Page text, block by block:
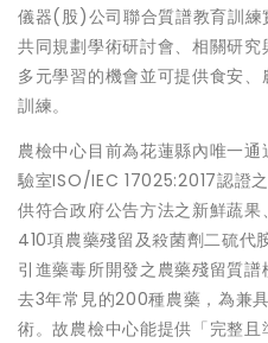
儀器(股)公司聯合質譜教育訓練
共同規劃學術研討會、相關研
多元學習的機會並可提供食安
訓練。
農檢中心目前為花蓮縣內唯一
驗室ISO/IEC 17025:2017認證
供符合政府公告方法之新鮮蔬
410項農藥殘留及殺菌劑二硫代
引進藥毒所開發之農藥殘留質
去3年常見的200種農藥，為兼
術。故農檢中心能提供「完整